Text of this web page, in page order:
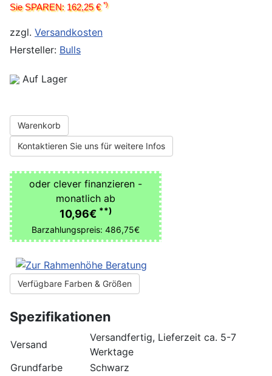
Sie SPAREN: 162,25 €*)
zzgl. Versandkosten
Hersteller: Bulls
Auf Lager
Warenkorb
Kontaktieren Sie uns für weitere Infos
oder clever finanzieren -
monatlich ab
10,96€ **)
Barzahlungspreis: 486,75€
Verfügbare Farben & Größen
Spezifikationen
Versand
Versandfertig, Lieferzeit ca. 5-7
Werktage
Grundfarbe
Schwarz